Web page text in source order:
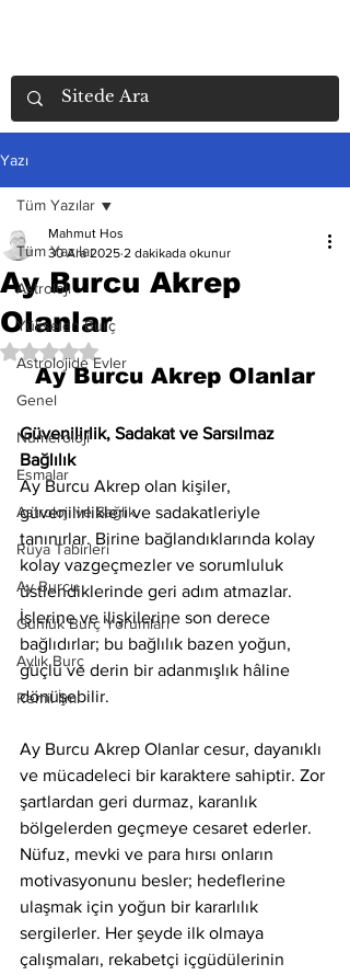
Yazı
Tüm Yazılar
Astroloji
Yükselen Burç
Astrolojide Evler
Genel
Numeroloji
Esmalar
Astroloji ve Sağlık
Rüya Tabirleri
Ay Burcu
Günlük Burç Yorumları
Aylık Burç
Remil İlmi
Tüm Yazılar
Ay Burcu Akrep
Olanlar
Mahmut Hos
30 Ara 2025 2 dakikada okunur
5 üzerinden NaN yıldız
Ay Burcu Akrep Olanlar
Güvenilirlik, Sadakat ve Sarsılmaz
Bağlılık
Ay Burcu Akrep olan kişiler,
güvenilirlikleri ve sadakatleriyle
tanınırlar. Birine bağlandıklarında kolay
kolay vazgeçmezler ve sorumluluk
üstlendiklerinde geri adım atmazlar.
İşlerine ve ilişkilerine son derece
bağlıdırlar; bu bağlılık bazen yoğun,
güçlü ve derin bir adanmışlık hâline
dönüşebilir.
Ay Burcu Akrep Olanlar cesur, dayanıklı
ve mücadeleci bir karaktere sahiptir. Zor
şartlardan geri durmaz, karanlık
bölgelerden geçmeye cesaret ederler.
Nüfuz, mevki ve para hırsı onların
motivasyonunu besler; hedeflerine
ulaşmak için yoğun bir kararlılık
sergilerler. Her şeyde ilk olmaya
çalışmaları, rekabetçi içgüdülerinin